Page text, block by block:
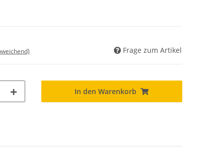
Frage zum Artikel
In den Warenkorb